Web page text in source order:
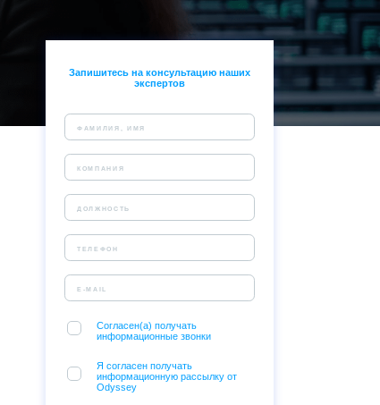
Запишитесь на консультацию наших
экспертов
Согласен(а) получать
информационные звонки
Я согласен получать
информационную рассылку от
Odyssey